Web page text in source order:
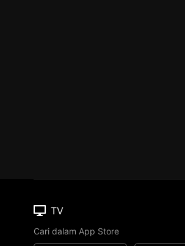
TV
Cari dalam App Store